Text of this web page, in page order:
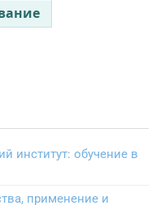
институт: обучение в
применение и